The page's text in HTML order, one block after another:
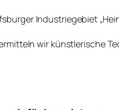
Industriegebiet
wir künstlerische